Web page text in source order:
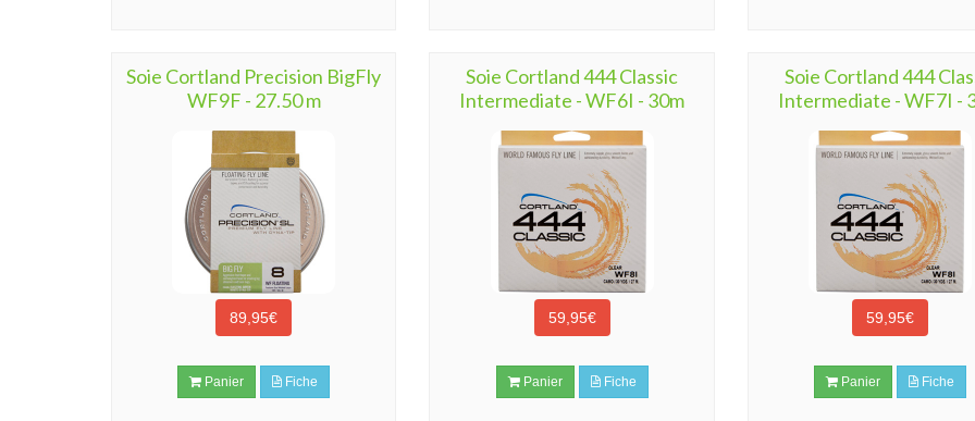
Soie Cortland Precision BigFly
WF9F - 27.50 m
89,95€
Panier Fiche
Soie Cortland 444 Classic
Intermediate - WF6I - 30m
59,95€
Panier Fiche
Soie Cortland 444
Intermediate - WF7I -
59,95€
Panier Fiche